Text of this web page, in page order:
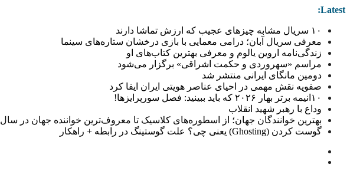
Latest:
۱۰ سریال مشابه چیزهای عجیب که ارزش تماشا دارند
معرفی سریال آبان؛ درامی معمایی با بازی درخشان ستاره‌های سینما
زندگی‌نامه اروین یالوم و معرفی بهترین کتاب‌های او
مراسم «سهروردی و حکمت اشراقی» برگزار می‌شود
دومین مانگای ایرانی منتشر شد
صفویه نقش مهمی در احیای عناصر هویتی ایران ایفا کرد
۱۰انیمه برتر بهار ۲۰۲۶ که باید ببینید: فصل سورپرایزها!
وداع با رهبر شهید انقلاب
بهترین خوانندگان جهان؛ از اسطوره‌های کلاسیک تا معروف‌ترین خواننده جهان در سال ۲۰۲۶
گوست کردن (Ghosting) یعنی چی؟ علت گوستینگ در رابطه + راهکار